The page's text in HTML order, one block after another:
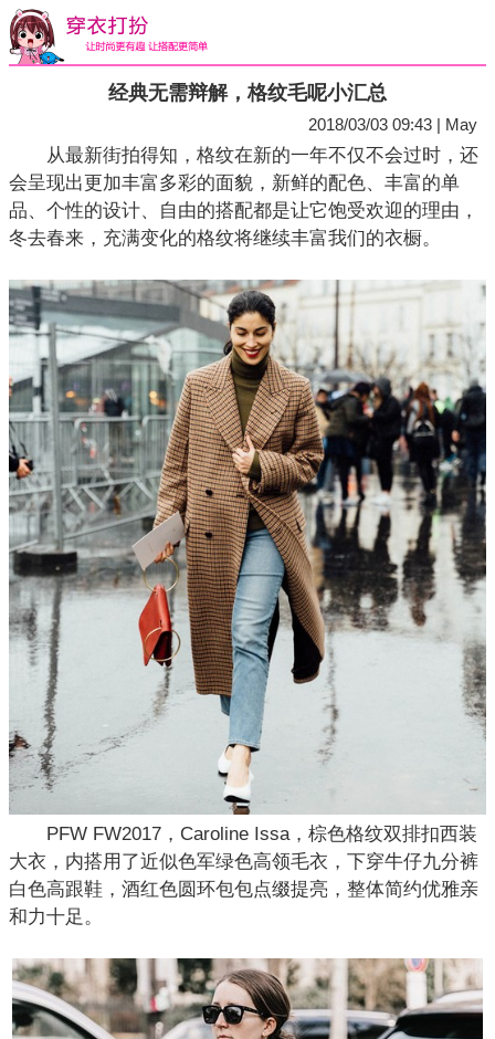
经典无需辩解，格纹毛呢小汇总
2018/03/03 09:43 | May
从最新街拍得知，格纹在新的一年不仅不会过时，还
会呈现出更加丰富多彩的面貌，新鲜的配色、丰富的单
品、个性的设计、自由的搭配都是让它饱受欢迎的理由，
冬去春来，充满变化的格纹将继续丰富我们的衣橱。
PFW FW2017，Caroline Issa，棕色格纹双排扣西装
大衣，内搭用了近似色军绿色高领毛衣，下穿牛仔九分裤
白色高跟鞋，酒红色圆环包包点缀提亮，整体简约优雅亲
和力十足。